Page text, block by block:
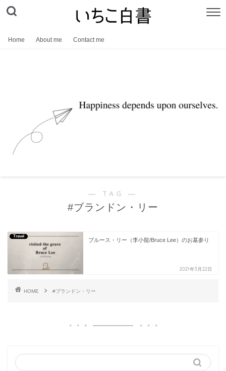
Home About me Contact me
― TAG ―
#ブランドン・リー
Travel
ブルース・リー（李小龍/Bruce Lee）のお墓参り
2021年3月22日
HOME #ブランドン・リー